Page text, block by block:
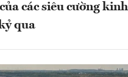
các siêu cường
qua